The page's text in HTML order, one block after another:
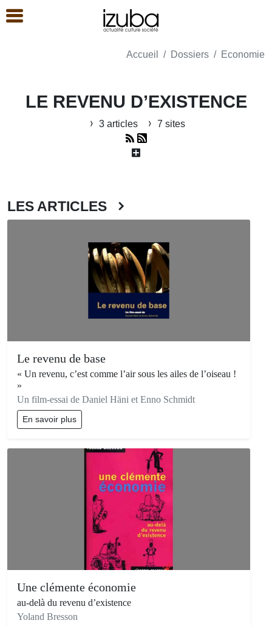
Accueil Dossiers Economie
LE REVENU D’EXISTENCE
3 articles 7 sites
LES ARTICLES
Le revenu de base
« Un revenu, c’est comme l’air sous les ailes de l’oiseau !
»
Un film-essai de Daniel Häni et Enno Schmidt
En savoir plus
Une clémente économie
au-delà du revenu d’existence
Yoland Bresson